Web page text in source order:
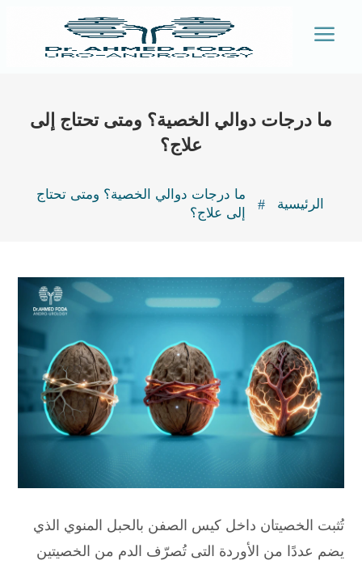
a
ما درجات دوالي الخصية؟ ومتى تحتاج إلى
علاج؟
الرئيسية #
ما درجات دوالي الخصية؟ ومتى تحتاج
إلى علاج؟
تُثبت الخصيتان داخل كيس الصفن بالحبل المنوي الذي
يضم عددًا من الأوردة التى تُصرّف الدم من الخصيتين